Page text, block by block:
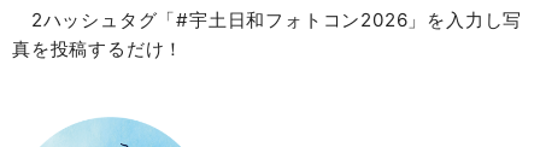
2ハッシュタグ「#宇土日和フォトコン2026」を入力し写
真を投稿するだけ！